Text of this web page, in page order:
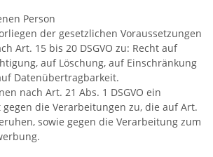
Person
der gesetzlichen Voraussetzungen
Art. 15 bis 20 DSGVO zu: Recht auf
auf Löschung, auf Einschränkung
Datenübertragbarkeit.
nach Art. 21 Abs. 1 DSGVO ein
die Verarbeitungen zu, die auf Art.
sowie gegen die Verarbeitung zum